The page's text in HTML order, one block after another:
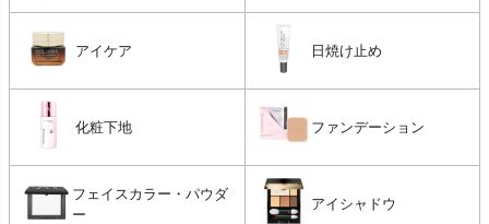
アイケア 日焼け止め
化粧下地 ファンデーション
フェイスカラー・パウダ
ー
アイシャドウ